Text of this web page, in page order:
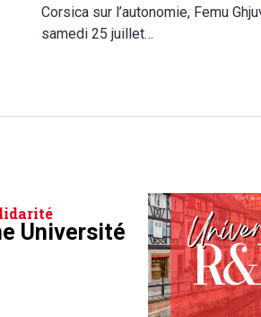
Corsica sur l’autonomie, Femu
samedi 25 juillet…
Université